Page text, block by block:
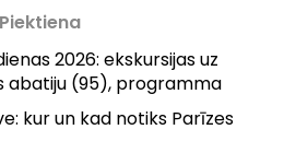
Piektiena
2026: ekskursijas uz
abatiju (95), programma
kur un kad notiks Parīzes